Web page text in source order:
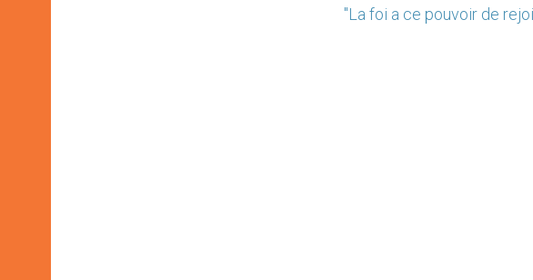
"La foi a ce pouvoir de